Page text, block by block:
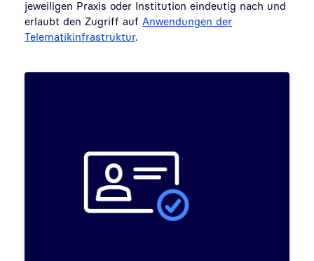
jeweiligen Praxis oder Institution eindeutig nach und
erlaubt den Zugriff auf Anwendungen der
Telematikinfrastruktur.